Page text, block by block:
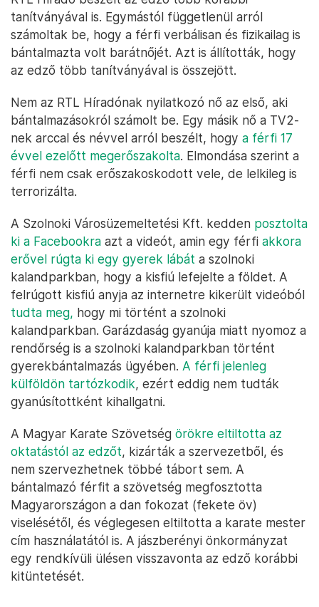
tanítványával is. Egymástól függetlenül arról
számoltak be, hogy a férfi verbálisan és fizikailag is
bántalmazta volt barátnőjét. Azt is állították, hogy
az edző több tanítványával is összejött.
Nem az RTL Híradónak nyilatkozó nő az első, aki
bántalmazásokról számolt be. Egy másik nő a TV2-
nek arccal és névvel arról beszélt, hogy a férfi 17
évvel ezelőtt megerőszakolta. Elmondása szerint a
férfi nem csak erőszakoskodott vele, de lelkileg is
terrorizálta.
A Szolnoki Városüzemeltetési Kft. kedden posztolta
ki a Facebookra azt a videót, amin egy férfi akkora
erővel rúgta ki egy gyerek lábát a szolnoki
kalandparkban, hogy a kisfiú lefejelte a földet. A
felrúgott kisfiú anyja az internetre kikerült videóból
tudta meg, hogy mi történt a szolnoki
kalandparkban. Garázdaság gyanúja miatt nyomoz a
rendőrség is a szolnoki kalandparkban történt
gyerekbántalmazás ügyében. A férfi jelenleg
külföldön tartózkodik, ezért eddig nem tudták
gyanúsítottként kihallgatni.
A Magyar Karate Szövetség örökre eltiltotta az
oktatástól az edzőt, kizárták a szervezetből, és
nem szervezhetnek többé tábort sem. A
bántalmazó férfit a szövetség megfosztotta
Magyarországon a dan fokozat (fekete öv)
viselésétől, és véglegesen eltiltotta a karate mester
cím használatától is. A jászberényi önkormányzat
egy rendkívüli ülésen visszavonta az edző korábbi
kitüntetését.